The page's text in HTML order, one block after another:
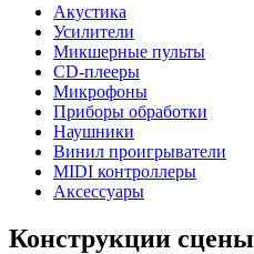
Акустика
Усилители
Микшерные пульты
CD-плееры
Микрофоны
Приборы обработки
Наушники
Винил проигрыватели
MIDI контроллеры
Аксессуары
Конструкции сцены